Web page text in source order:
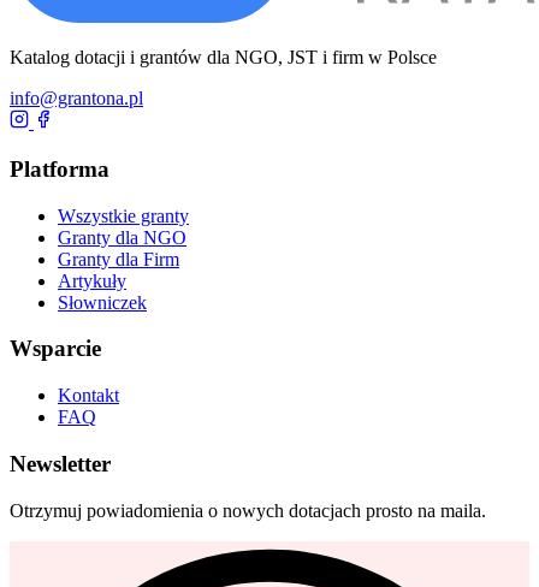
Katalog dotacji i grantów dla NGO, JST i firm w Polsce
info@grantona.pl
Platforma
Wszystkie granty
Granty dla NGO
Granty dla Firm
Artykuły
Słowniczek
Wsparcie
Kontakt
FAQ
Newsletter
Otrzymuj powiadomienia o nowych dotacjach prosto na maila.